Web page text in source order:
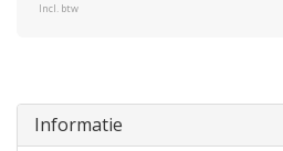
Incl. btw
Informatie